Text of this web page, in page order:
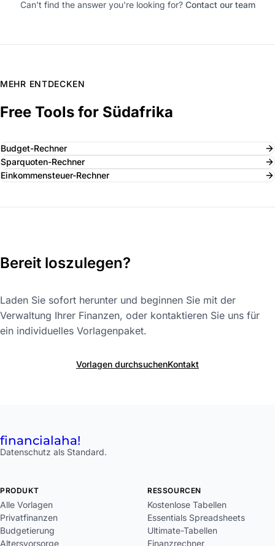
Can't find the answer you're looking for? Contact our team
MEHR ENTDECKEN
Free Tools for Südafrika
Budget-Rechner
Sparquoten-Rechner
Einkommensteuer-Rechner
Bereit loszulegen?
Laden Sie sofort herunter und beginnen Sie mit der
Verwaltung Ihrer Finanzen, oder kontaktieren Sie uns für
ein individuelles Vorlagenpaket.
Vorlagen durchsuchenKontakt
financialaha!
Datenschutz als Standard.
PRODUKT
Alle Vorlagen
Privatfinanzen
Budgetierung
Altersvorsorge
RESSOURCEN
Kostenlose Tabellen
Essentials Spreadsheets
Ultimate-Tabellen
Finanzrechner